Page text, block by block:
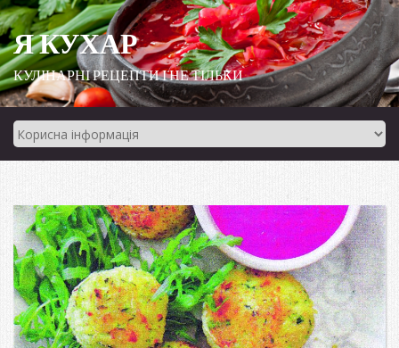
Я КУХАР
КУЛІНАРНІ РЕЦЕПТИ І НЕ ТІЛЬКИ